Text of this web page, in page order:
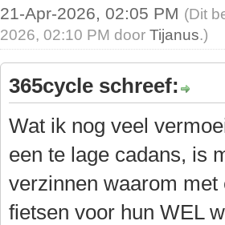
21-Apr-2026, 02:05 PM (Dit
2026, 02:10 PM doorTijanus.)
365cycle schreef:
Wat ik nog veel
een te lage cadans, is
verzinnen waarom
fietsen voor hun WEL